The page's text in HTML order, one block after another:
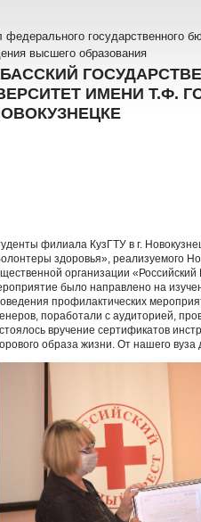
государственного
высшего образования
ИМЕНИ Т.Ф.
филиала КузГТУ в г.
здоровья», реализуемого
организации
было направлено на
профилактических
поработали с аудиторией,
вручение сертификатов
образа жизни. От нашего